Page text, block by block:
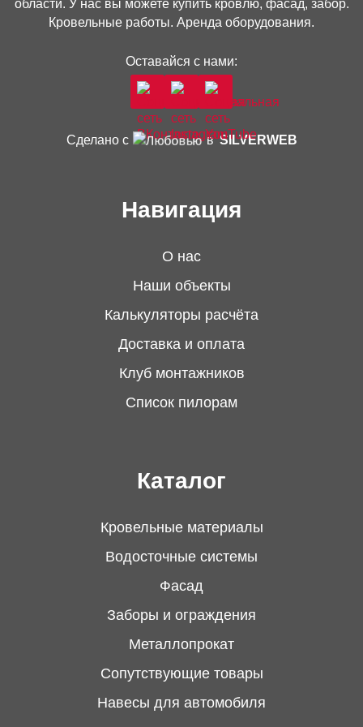
Беленый Золотистый
Прованс
Тимберлок Ель
Балтийская
Доступные цвета:
Полярный Натуральный
и Гродненской области
Стоимость доставки по договоренности с
Сроки доставки согласовываем предварительно
в удобное для покупателя время.
Разгрузка производится силами покупателя.
Возможна доставка по всей
Республике Беларусь
Цену доставки узнавайте у менеджеров по
601-34-32
555-39-25
безналичный расчет
Кредит «НА СВАЁ» от
Беларусьбанка
Для приобретения товаров белорусского
производства.
области. У нас вы можете купить кровлю, фасад, забор.
Кровельные работы. Аренда оборудования.
Оставайся с нами:
Сделано с вSILVERWEB
Навигация
О нас
Наши объекты
Калькуляторы расчёта
Доставка и оплата
Клуб монтажников
Список пилорам
Каталог
Кровельные материалы
Водосточные системы
Фасад
Заборы и ограждения
Металлопрокат
Сопутствующие товары
Навесы для автомобиля